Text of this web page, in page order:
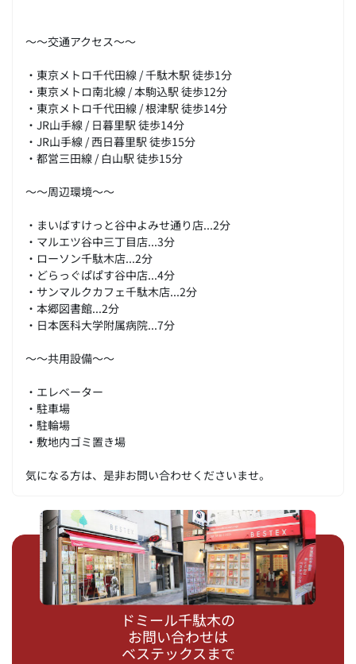
～～交通アクセス～～
・東京メトロ千代田線 / 千駄木駅 徒歩1分
・東京メトロ南北線 / 本駒込駅 徒歩12分
・東京メトロ千代田線 / 根津駅 徒歩14分
・JR山手線 / 日暮里駅 徒歩14分
・JR山手線 / 西日暮里駅 徒歩15分
・都営三田線 / 白山駅 徒歩15分
～～周辺環境～～
・まいばすけっと谷中よみせ通り店...2分
・マルエツ谷中三丁目店...3分
・ローソン千駄木店...2分
・どらっぐぱぱす谷中店...4分
・サンマルクカフェ千駄木店...2分
・本郷図書館...2分
・日本医科大学附属病院...7分
～～共用設備～～
・エレベーター
・駐車場
・駐輪場
・敷地内ゴミ置き場
気になる方は、是非お問い合わせくださいませ。
ドミール千駄木の
お問い合わせは
ベステックスまで